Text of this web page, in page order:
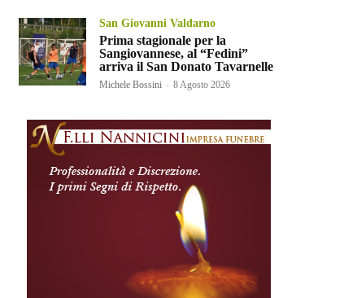
San Giovanni Valdarno
Prima stagionale per la
Sangiovannese, al “Fedini”
arriva il San Donato Tavarnelle
Michele Bossini - 8 Agosto 2026